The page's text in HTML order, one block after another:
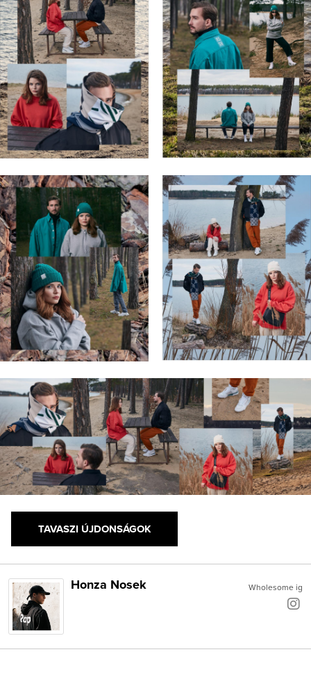
TAVASZI ÚJDONSÁGOK
Wholesome ig
Honza Nosek